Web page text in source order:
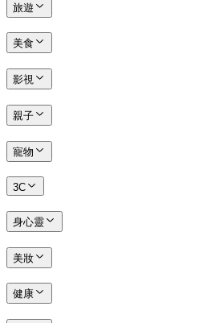
旅遊
美食
影視
親子
寵物
3C
身心靈
美妝
健康